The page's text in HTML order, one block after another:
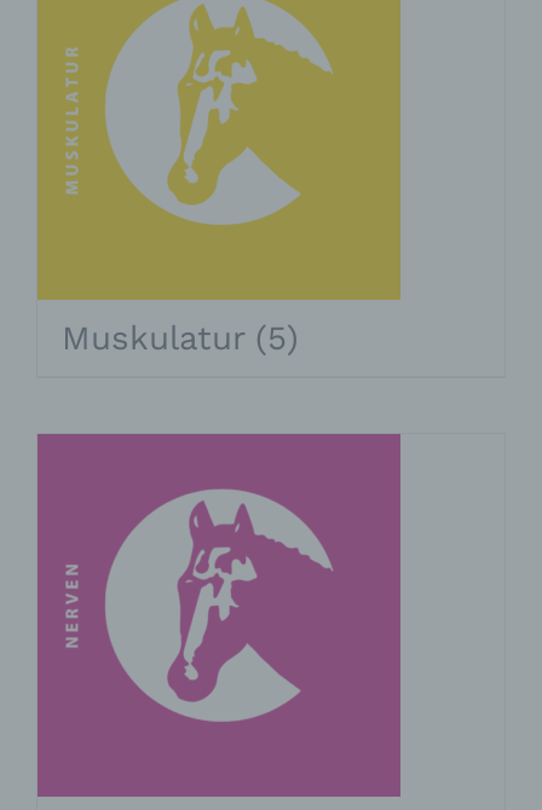
Muskulatur (5)